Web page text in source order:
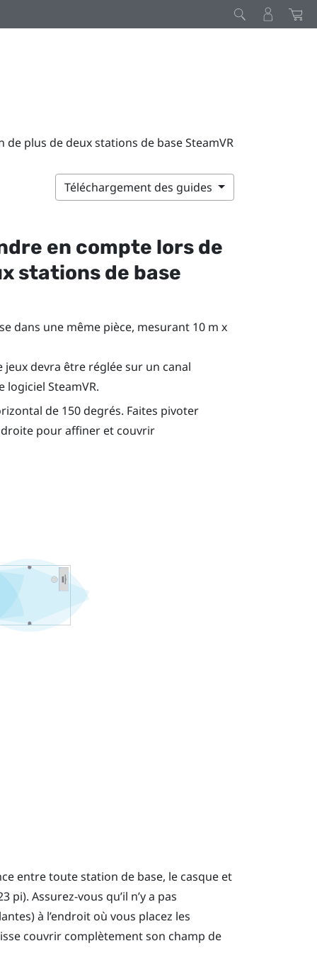
plus de deux stations de base SteamVR
Téléchargement des guides
en compte lors de
stations de base
dans une même pièce, mesurant 10 m x
jeux devra être réglée sur un canal
logiciel SteamVR.
de 150 degrés. Faites pivoter
droite pour affiner et couvrir
entre toute station de base, le casque et
Assurez-vous qu’il n’y a pas
à l’endroit où vous placez les
couvrir complètement son champ de